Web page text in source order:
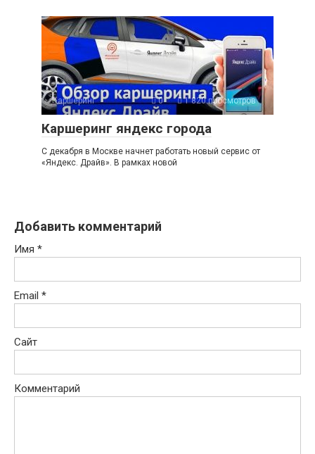
Каршеринг 0 1 820 просмотров
Каршеринг яндекс города
С декабря в Москве начнет работать новый сервис от
«Яндекс. Драйв». В рамках новой
Добавить комментарий
Имя *
Email *
Сайт
Комментарий